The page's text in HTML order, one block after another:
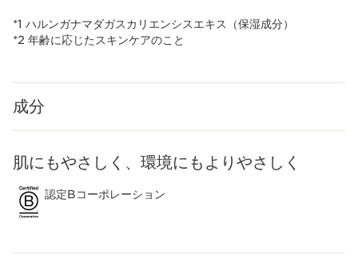
*1 ハルンガナマダガスカリエンシスエキス（保湿成分）
*2 年齢に応じたスキンケアのこと
成分
コンテンツへ移動
肌にもやさしく、環境にもよりやさしく
認定Bコーポレーション